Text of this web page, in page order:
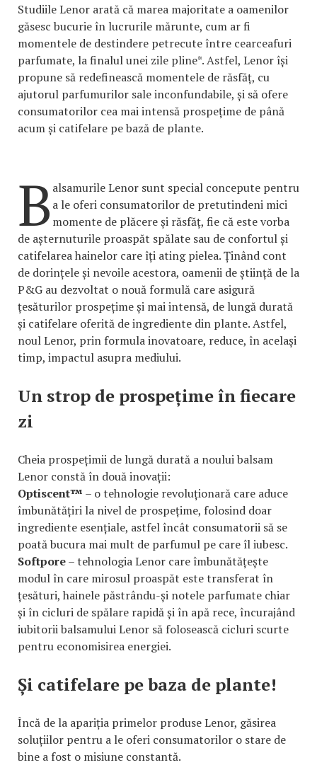
Studiile Lenor arată că marea majoritate a oamenilor
găsesc bucurie în lucrurile mărunte, cum ar fi
momentele de destindere petrecute între cearceafuri
parfumate, la finalul unei zile pline*. Astfel, Lenor își
propune să redefinească momentele de răsfăț, cu
ajutorul parfumurilor sale inconfundabile, și să ofere
consumatorilor cea mai intensă prospețime de până
acum și catifelare pe bază de plante.
B alsamurile Lenor sunt special concepute pentru
a le oferi consumatorilor de pretutindeni mici
momente de plăcere și răsfăț, fie că este vorba
de așternuturile proaspăt spălate sau de confortul și
catifelarea hainelor care îți ating pielea. Ținând cont
de dorințele și nevoile acestora, oamenii de știință de la
P&G au dezvoltat o nouă formulă care asigură
țesăturilor prospețime și mai intensă, de lungă durată
și catifelare oferită de ingrediente din plante. Astfel,
noul Lenor, prin formula inovatoare, reduce, în același
timp, impactul asupra mediului.
Un strop de prospețime în fiecare
zi
Cheia prospețimii de lungă durată a noului balsam
Lenor constă în două inovații:
Optiscent™ – o tehnologie revoluționară care aduce
îmbunătățiri la nivel de prospețime, folosind doar
ingrediente esențiale, astfel încât consumatorii să se
poată bucura mai mult de parfumul pe care îl iubesc.
Softpore– tehnologia Lenor care îmbunătățește
modul în care mirosul proaspăt este transferat în
țesături, hainele păstrându-și notele parfumate chiar
și în cicluri de spălare rapidă și în apă rece, încurajând
iubitorii balsamului Lenor să folosească cicluri scurte
pentru economisirea energiei.
Și catifelare pe baza de plante!
Încă de la apariția primelor produse Lenor, găsirea
soluțiilor pentru a le oferi consumatorilor o stare de
bine a fost o misiune constantă.